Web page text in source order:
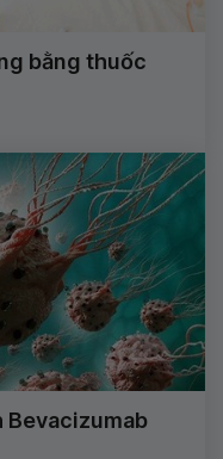
bằng thuốc
Bevacizumab